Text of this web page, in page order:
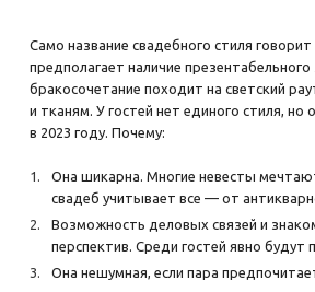
Само название свадебного стиля
предполагает наличие
бракосочетание походит на светский
и тканям. У гостей нет единого стиля,
в 2023 году. Почему:
Она шикарна. Многие невесты
свадеб учитывает все — от
Возможность деловых связей и
перспектив. Среди гостей явно
Она нешумная, если пара